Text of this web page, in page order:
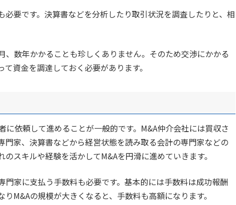
必要です。決算書などを分析したり取引状況を調査したりと、相
、数年かかることも珍しくありません。そのため交渉にかかる
資金を調達しておく必要があります。
に依頼して進めることが一般的です。M&A仲介会社には買収さ
門家、決算書などから経営状態を読み取る会計の専門家などの
スキルや経験を活かしてM&Aを円滑に進めていきます。
門家に支払う手数料も必要です。基本的には手数料は成功報酬
M&Aの規模が大きくなると、手数料も高額になります。